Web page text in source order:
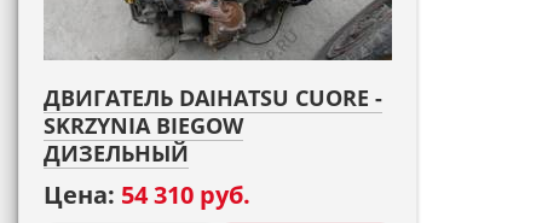
ДВИГАТЕЛЬ DAIHATSU CUORE -
SKRZYNIA BIEGOW
ДИЗЕЛЬНЫЙ
Цена: 54 310 руб.